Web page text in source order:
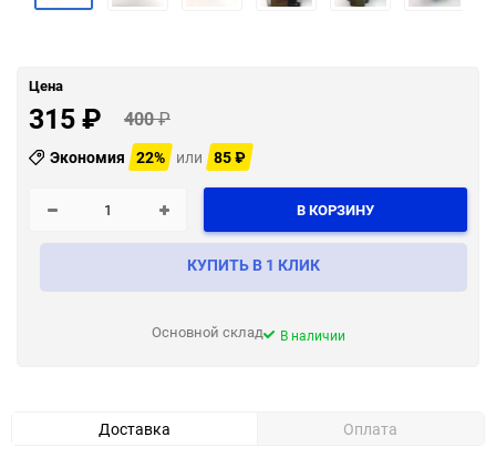
Цена
315₽ 400₽
Экономия 22% или 85₽
В КОРЗИНУ
КУПИТЬ В 1 КЛИК
Основной склад В наличии
Доставка Оплата